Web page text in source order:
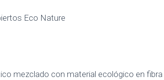
Eco Nature
mezclado con material ecológico en